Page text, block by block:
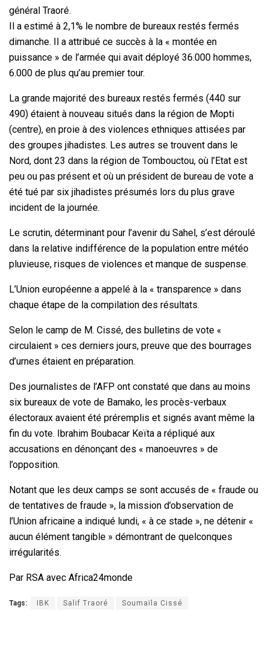
général Traoré.
Il a estimé à 2,1% le nombre de bureaux restés fermés
dimanche. Il a attribué ce succès à la « montée en
puissance » de l’armée qui avait déployé 36.000 hommes,
6.000 de plus qu’au premier tour.
La grande majorité des bureaux restés fermés (440 sur
490) étaient à nouveau situés dans la région de Mopti
(centre), en proie à des violences ethniques attisées par
des groupes jihadistes. Les autres se trouvent dans le
Nord, dont 23 dans la région de Tombouctou, où l’Etat est
peu ou pas présent et où un président de bureau de vote a
été tué par six jihadistes présumés lors du plus grave
incident de la journée.
Le scrutin, déterminant pour l’avenir du Sahel, s’est déroulé
dans la relative indifférence de la population entre météo
pluvieuse, risques de violences et manque de suspense.
L’Union européenne a appelé à la « transparence » dans
chaque étape de la compilation des résultats.
Selon le camp de M. Cissé, des bulletins de vote «
circulaient » ces derniers jours, preuve que des bourrages
d’urnes étaient en préparation.
Des journalistes de l’AFP ont constaté que dans au moins
six bureaux de vote de Bamako, les procès-verbaux
électoraux avaient été préremplis et signés avant même la
fin du vote. Ibrahim Boubacar Keïta a répliqué aux
accusations en dénonçant des « manoeuvres » de
l’opposition.
Notant que les deux camps se sont accusés de « fraude ou
de tentatives de fraude », la mission d’observation de
l’Union africaine a indiqué lundi, « à ce stade », ne détenir «
aucun élément tangible » démontrant de quelconques
irrégularités.
Par RSA avec Africa24monde
Tags: IBK Salif Traoré Soumaïla Cissé